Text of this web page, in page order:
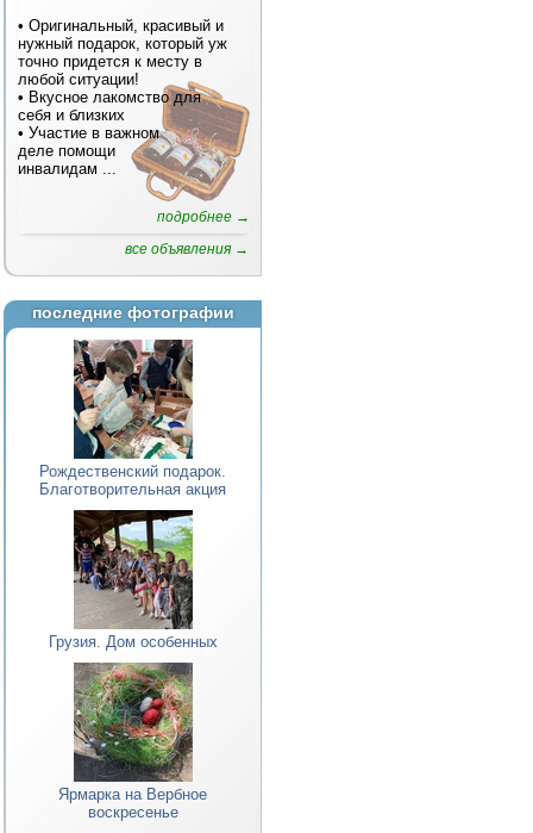
• Оригинальный, красивый и
нужный подарок, который уж
точно придется к месту в
любой ситуации!
• Вкусное лакомство для
себя и близких
• Участие в важном
деле помощи
инвалидам ...
подробнее →
все объявления →
последние фотографии
Рождественский подарок.
Благотворительная акция
Грузия. Дом особенных
Ярмарка на Вербное
воскресенье